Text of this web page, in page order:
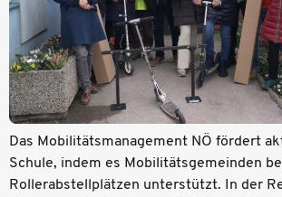
Das Mobilitätsmanagement NÖ fördert
Schule, indem es Mobilitätsgemeinden
Rollerabstellplätzen unterstützt. In der